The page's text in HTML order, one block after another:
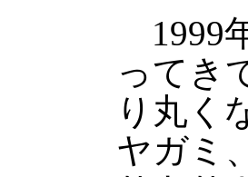
1999
ってき
り丸く
ヤガミ